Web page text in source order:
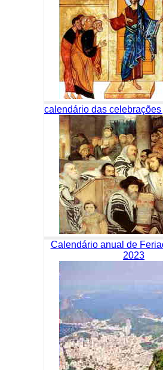
calendário das
Calendário anual de
2023